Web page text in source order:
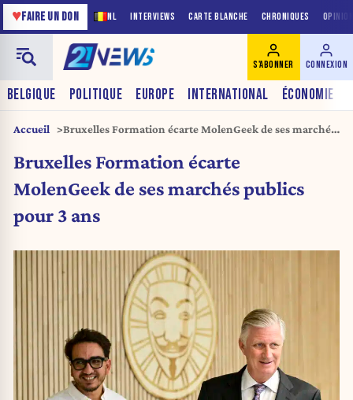
NL INTERVIEWS CARTE BLANCHE CHRONIQUES
♥FAIRE UN DON
BELGIQUE POLITIQUE EUROPE INTERNATIONAL ÉCONOMIE
S'ABONNER CONNEXION
Accueil
Bruxelles Formation écarte MolenGeek de ses marchés
Bruxelles Formation écarte
MolenGeek de ses marchés publics
pour 3 ans